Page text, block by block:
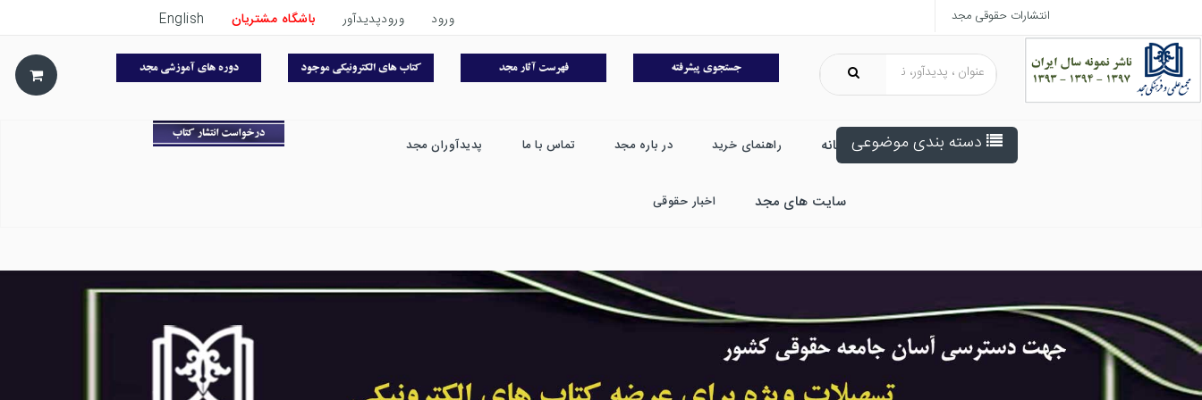
انتشارات حقوقی مجد ورود ورودپدیدآور باشگاه مشتریان English
دسته بندی موضوعی خانه راهنمای خرید در باره مجد تماس با ما پدیدآوران مجد
سایت های مجد اخبار حقوقی